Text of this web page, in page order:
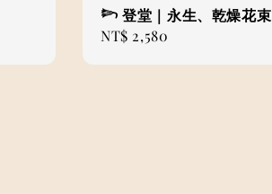
𓆸 登堂｜永生、乾燥花束
Regular
NT$ 2,580